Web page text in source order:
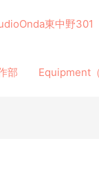
東中野301
部 Equipment